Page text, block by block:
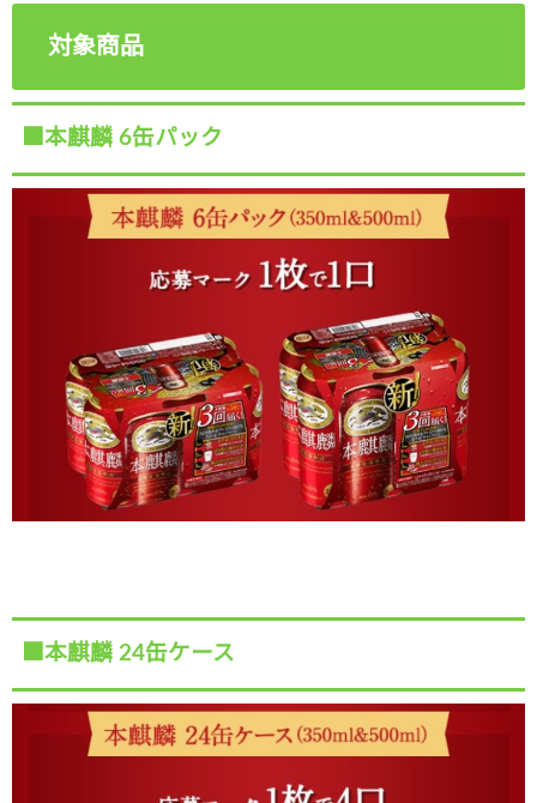
対象商品
■本麒麟 6缶パック
■本麒麟 24缶ケース